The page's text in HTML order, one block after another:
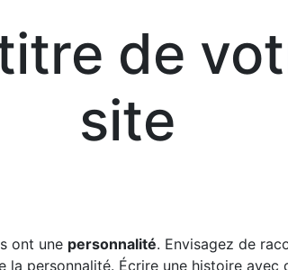
de
site
ont une personnalité. Envisagez de
la personnalité. Écrire une histoire avec